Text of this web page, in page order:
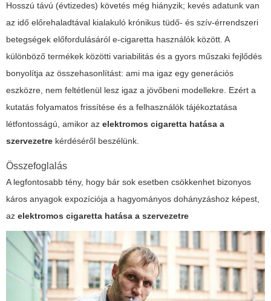
Hosszú távú (évtizedes) követés még hiányzik; kevés adatunk van
az idő előrehaladtával kialakuló krónikus tüdő- és szív-érrendszeri
betegségek előfordulásáról e-cigaretta használók között. A
különböző termékek közötti variabilitás és a gyors műszaki fejlődés
bonyolítja az összehasonlítást: ami ma igaz egy generációs
eszközre, nem feltétlenül lesz igaz a jövőbeni modellekre. Ezért a
kutatás folyamatos frissítése és a felhasználók tájékoztatása
létfontosságú, amikor az elektromos cigaretta hatása a
szervezetre kérdéséről beszélünk.
Összefoglalás
A legfontosabb tény, hogy bár sok esetben csökkenhet bizonyos
káros anyagok expozíciója a hagyományos dohányzáshoz képest,
az elektromos cigaretta hatása a szervezetre